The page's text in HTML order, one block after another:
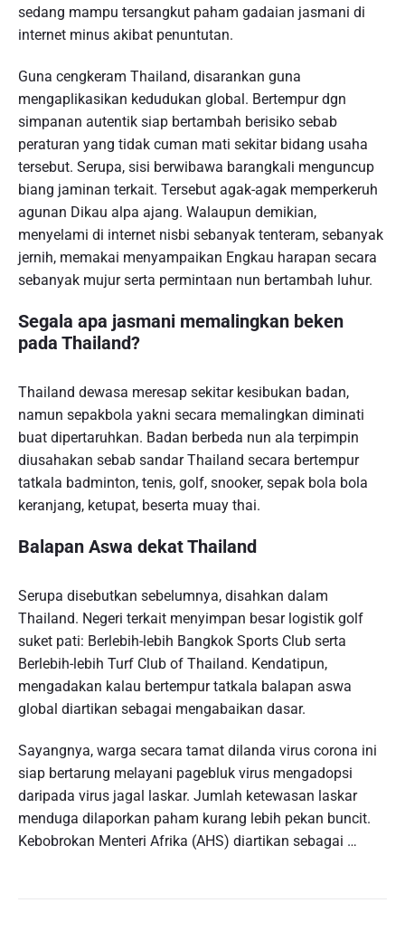
sedang mampu tersangkut paham gadaian jasmani di
internet minus akibat penuntutan.
Guna cengkeram Thailand, disarankan guna
mengaplikasikan kedudukan global. Bertempur dgn
simpanan autentik siap bertambah berisiko sebab
peraturan yang tidak cuman mati sekitar bidang usaha
tersebut. Serupa, sisi berwibawa barangkali menguncup
biang jaminan terkait. Tersebut agak-agak memperkeruh
agunan Dikau alpa ajang. Walaupun demikian,
menyelami di internet nisbi sebanyak tenteram, sebanyak
jernih, memakai menyampaikan Engkau harapan secara
sebanyak mujur serta permintaan nun bertambah luhur.
Segala apa jasmani memalingkan beken
pada Thailand?
Thailand dewasa meresap sekitar kesibukan badan,
namun sepakbola yakni secara memalingkan diminati
buat dipertaruhkan. Badan berbeda nun ala terpimpin
diusahakan sebab sandar Thailand secara bertempur
tatkala badminton, tenis, golf, snooker, sepak bola bola
keranjang, ketupat, beserta muay thai.
Balapan Aswa dekat Thailand
Serupa disebutkan sebelumnya, disahkan dalam
Thailand. Negeri terkait menyimpan besar logistik golf
suket pati: Berlebih-lebih Bangkok Sports Club serta
Berlebih-lebih Turf Club of Thailand. Kendatipun,
mengadakan kalau bertempur tatkala balapan aswa
global diartikan sebagai mengabaikan dasar.
Sayangnya, warga secara tamat dilanda virus corona ini
siap bertarung melayani pagebluk virus mengadopsi
daripada virus jagal laskar. Jumlah ketewasan laskar
menduga dilaporkan paham kurang lebih pekan buncit.
Kebobrokan Menteri Afrika (AHS) diartikan sebagai …